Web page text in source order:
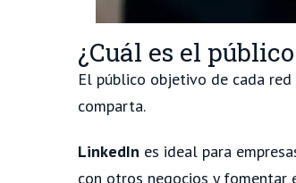
¿Cuál es el
El público objetivo de cada
comparta.
LinkedIn es ideal para
con otros negocios y fomentar